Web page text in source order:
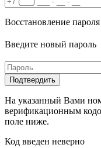
Восстановление пароля
Введите новый пароль
На указанный Вами
верификационным
поле ниже.
Код введен неверно